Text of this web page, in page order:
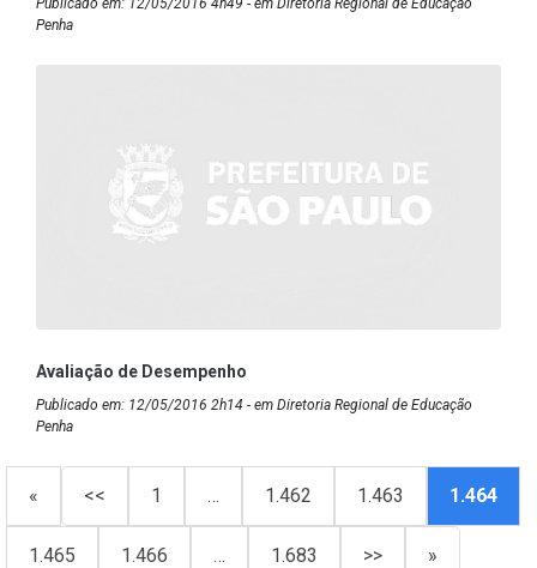
Penha
Avaliação de Desempenho
Publicado em: 12/05/2016 2h14 - em Diretoria Regional de Educação
Penha
« << 1 … 1.462 1.463 1.464
1.465 1.466 … 1.683 >> »